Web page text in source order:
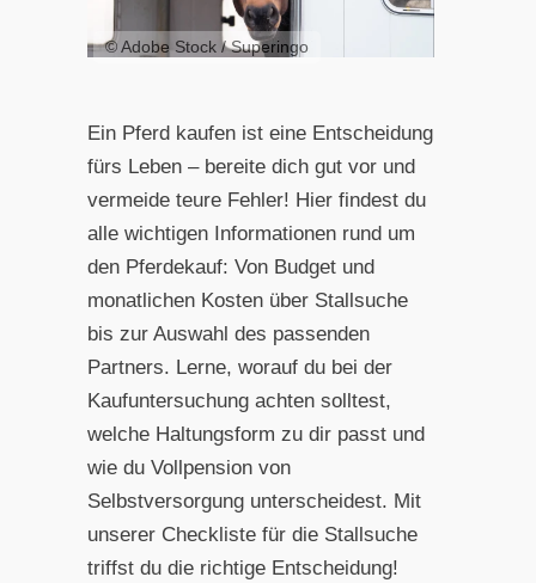
© Adobe Stock / Superingo
Ein Pferd kaufen ist eine Entscheidung
fürs Leben – bereite dich gut vor und
vermeide teure Fehler! Hier findest du
alle wichtigen Informationen rund um
den Pferdekauf: Von Budget und
monatlichen Kosten über Stallsuche
bis zur Auswahl des passenden
Partners. Lerne, worauf du bei der
Kaufuntersuchung achten solltest,
welche Haltungsform zu dir passt und
wie du Vollpension von
Selbstversorgung unterscheidest. Mit
unserer Checkliste für die Stallsuche
triffst du die richtige Entscheidung!